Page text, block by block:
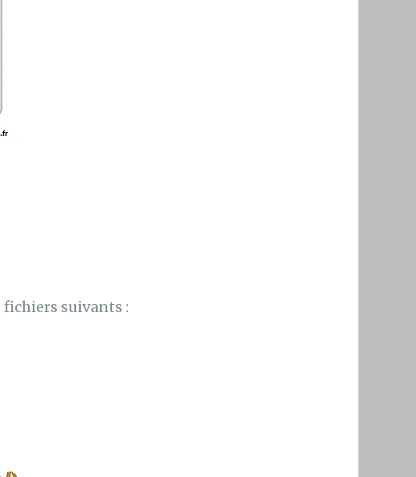
suivants :